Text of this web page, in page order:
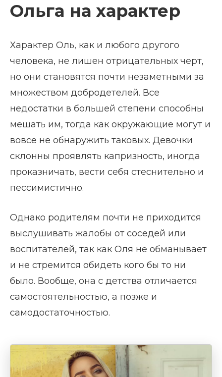
Ольга на характер
Характер Оль, как и любого другого
человека, не лишен отрицательных черт,
но они становятся почти незаметными за
множеством добродетелей. Все
недостатки в большей степени способны
мешать им, тогда как окружающие могут и
вовсе не обнаружить таковых. Девочки
склонны проявлять капризность, иногда
проказничать, вести себя стеснительно и
пессимистично.
Однако родителям почти не приходится
выслушивать жалобы от соседей или
воспитателей, так как Оля не обманывает
и не стремится обидеть кого бы то ни
было. Вообще, она с детства отличается
самостоятельностью, а позже и
самодостаточностью.